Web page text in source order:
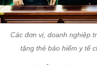
Các đơn vị, doanh nghiệp
tặng thẻ bảo hiểm y tế